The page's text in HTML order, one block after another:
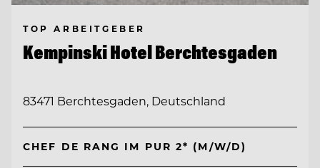
TOP ARBEITGEBER
Kempinski Hotel Berchtesgaden
83471 Berchtesgaden, Deutschland
CHEF DE RANG IM PUR 2* (M/W/D)